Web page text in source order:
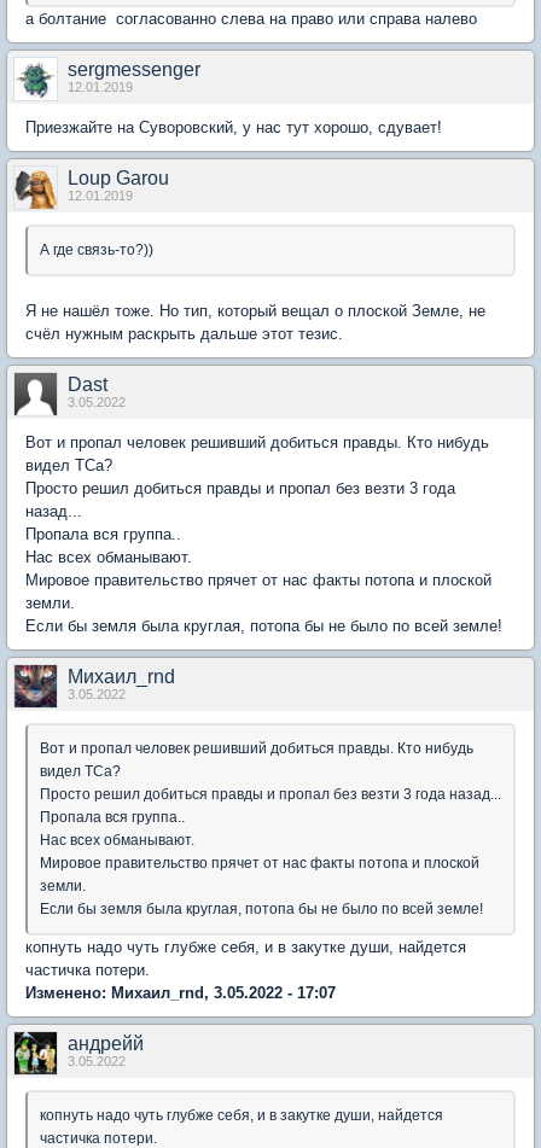
а болтание согласованно слева на право или справа налево
sergmessenger
12.01.2019
Приезжайте на Суворовский, у нас тут хорошо, сдувает!
Loup Garou
12.01.2019
А где связь-то?))
Я не нашёл тоже. Но тип, который вещал о плоской Земле, не
счёл нужным раскрыть дальше этот тезис.
Dast
3.05.2022
Вот и пропал человек решивший добиться правды. Кто нибудь
видел ТСа?
Просто решил добиться правды и пропал без везти 3 года
назад...
Пропала вся группа..
Нас всех обманывают.
Мировое правительство прячет от нас факты потопа и плоской
земли.
Если бы земля была круглая, потопа бы не было по всей земле!
Михаил_rnd
3.05.2022
Вот и пропал человек решивший добиться правды. Кто нибудь
видел ТСа?
Просто решил добиться правды и пропал без везти 3 года назад...
Пропала вся группа..
Нас всех обманывают.
Мировое правительство прячет от нас факты потопа и плоской
земли.
Если бы земля была круглая, потопа бы не было по всей земле!
копнуть надо чуть глубже себя, и в закутке души, найдется
частичка потери.
Изменено: Михаил_rnd, 3.05.2022 - 17:07
андрейй
3.05.2022
копнуть надо чуть глубже себя, и в закутке души, найдется
частичка потери.